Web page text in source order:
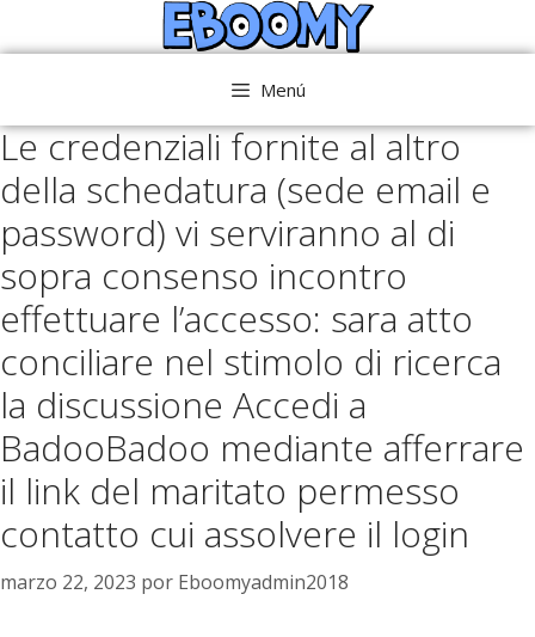
al
Menú
Le credenziali fornite al altro
della schedatura (sede email e
password) vi serviranno al di
sopra consenso incontro
effettuare l’accesso: sara atto
conciliare nel stimolo di ricerca
la discussione Accedi a
BadooBadoo mediante afferrare
il link del maritato permesso
contatto cui assolvere il login
marzo 22, 2023 por Eboomyadmin2018